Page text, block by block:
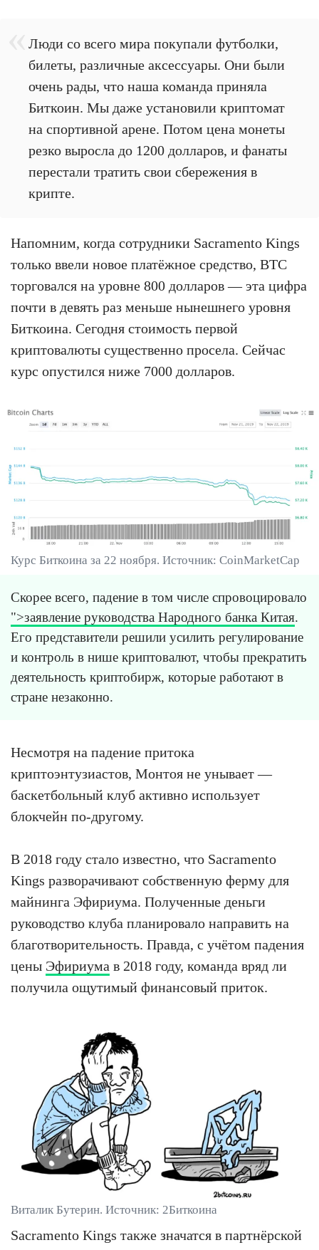
Люди со всего мира покупали футболки,
билеты, различные аксессуары. Они были
очень рады, что наша команда приняла
Биткоин. Мы даже установили криптомат
на спортивной арене. Потом цена монеты
резко выросла до 1200 долларов, и фанаты
перестали тратить свои сбережения в
крипте.
Напомним, когда сотрудники Sacramento Kings
только ввели новое платёжное средство, BTC
торговался на уровне 800 долларов — эта цифра
почти в девять раз меньше нынешнего уровня
Биткоина. Сегодня стоимость первой
криптовалюты существенно просела. Сейчас
курс опустился ниже 7000 долларов.
Курс Биткоина за 22 ноября. Источник: CoinMarketCap
Скорее всего, падение в том числе спровоцировало
">заявление руководства Народного банка Китая.
Его представители решили усилить регулирование
и контроль в нише криптовалют, чтобы прекратить
деятельность криптобирж, которые работают в
стране незаконно.
Несмотря на падение притока
криптоэнтузиастов, Монтоя не унывает —
баскетбольный клуб активно использует
блокчейн по-другому.
В 2018 году стало известно, что Sacramento
Kings разворачивают собственную ферму для
майнинга Эфириума. Полученные деньги
руководство клуба планировало направить на
благотворительность. Правда, с учётом падения
цены Эфириума в 2018 году, команда вряд ли
получила ощутимый финансовый приток.
Виталик Бутерин. Источник: 2Биткоина
Sacramento Kings также значатся в партнёрской